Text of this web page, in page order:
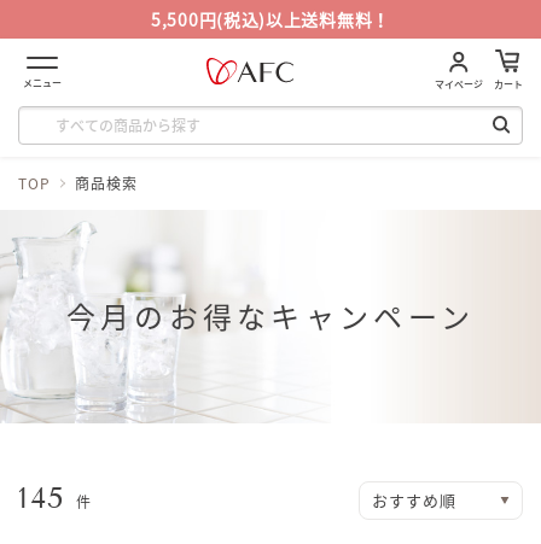
5,500円(税込)以上送料無料！
メニュー マイページ カート
TOP 商品検索
今月のお得なキャンペーン
145 件